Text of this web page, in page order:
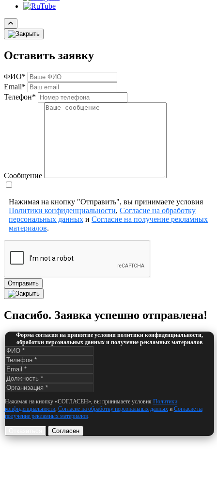
Оставить заявку
ФИО*
Email*
Телефон*
Сообщение
Нажимая на кнопку "Отправить", вы принимаете условия
Политики конфиденциальности, Согласие на обработку
персональных данных и Согласие на получение рекламных
материалов.
Отправить
Спасибо. Заявка успешно отправлена!
Форма согласия на принятие условии политики конфиденциальности,
обработки персональных данных и получение рекламных материалов
Нажимая на кнопку «СОГЛАСЕН», вы принимаете условия Политики
конфиденциальности, Согласие на обработку персональных данныхи Согласие на
получение рекламных материалов.
Согласен